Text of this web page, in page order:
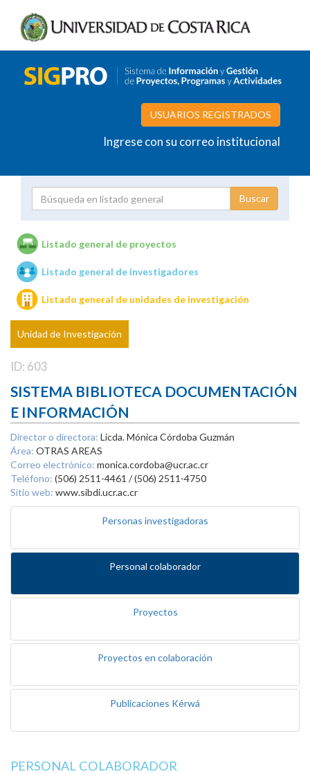
USUARIOS REGISTRADOS
Ingrese con su correo institucional
Unidades de investigación
Listado general de proyectos
Listado general de investigadores
Listado general de unidades de investigación
Unidad de Investigación
ID: 603
SISTEMA BIBLIOTECA DOCUMENTACIÓN
E INFORMACIÓN
Director o directora: Licda. Mónica Córdoba Guzmán
Área: OTRAS AREAS
Correo electrónico: monica.cordoba@ucr.ac.cr
Teléfono: (506) 2511-4461 / (506) 2511-4750
Sitio web: www.sibdi.ucr.ac.cr
Personas investigadoras
Personal colaborador
Proyectos
Proyectos en colaboración
Publicaciones Kérwá
PERSONAL COLABORADOR